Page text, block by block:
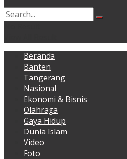
Beranda
Banten
Tangerang
Nasional
Ekonomi & Bisnis
Olahraga
Gaya Hidup
Dunia Islam
Video
Foto